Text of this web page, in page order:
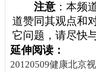
注意 ：本频
道赞同其观点和
它问题，请尽快
延伸阅读：
20120509健康北京